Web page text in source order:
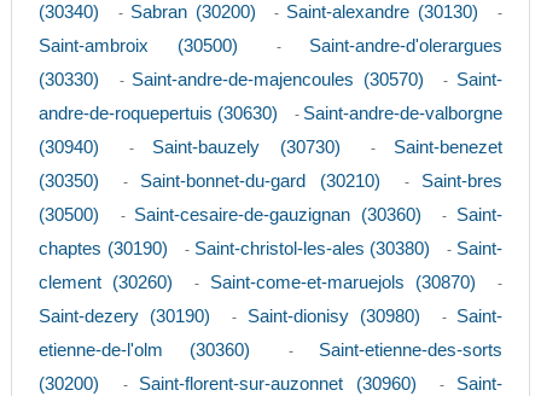
(30340)
- Sabran (30200) - Saint-alexandre (30130) -
Saint-ambroix (30500) - Saint-andre-d'olerargues
(30330)
- Saint-andre-de-majencoules (30570) - Saint-
andre-de-roquepertuis (30630)
- Saint-andre-de-valborgne
(30940)
- Saint-bauzely (30730) - Saint-benezet
(30350)
- Saint-bonnet-du-gard (30210) - Saint-bres
(30500)
- Saint-cesaire-de-gauzignan (30360) - Saint-
chaptes (30190)
- Saint-christol-les-ales (30380) - Saint-
clement (30260)
- Saint-come-et-maruejols (30870) -
Saint-dezery (30190) - Saint-dionisy (30980) - Saint-
etienne-de-l'olm (30360)
- Saint-etienne-des-sorts
(30200)
- Saint-florent-sur-auzonnet (30960) - Saint-